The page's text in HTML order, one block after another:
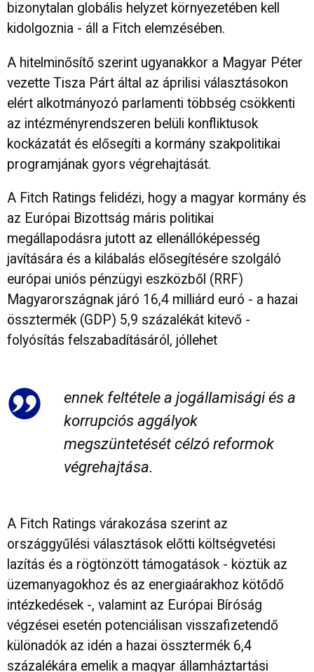
bizonytalan globális helyzet környezetében kell
kidolgoznia - áll a Fitch elemzésében.
A hitelminősítő szerint ugyanakkor a Magyar Péter
vezette Tisza Párt által az áprilisi választásokon
elért alkotmányozó parlamenti többség csökkenti
az intézményrendszeren belüli konfliktusok
kockázatát és elősegíti a kormány szakpolitikai
programjának gyors végrehajtását.
A Fitch Ratings felidézi, hogy a magyar kormány és
az Európai Bizottság máris politikai
megállapodásra jutott az ellenállóképesség
javítására és a kilábalás elősegítésére szolgáló
európai uniós pénzügyi eszközből (RRF)
Magyarországnak járó 16,4 milliárd euró - a hazai
össztermék (GDP) 5,9 százalékát kitevő -
folyósítás felszabadításáról, jóllehet
ennek feltétele a jogállamisági és a
korrupciós aggályok
megszüntetését célzó reformok
végrehajtása.
A Fitch Ratings várakozása szerint az
országgyűlési választások előtti költségvetési
lazítás és a rögtönzött támogatások - köztük az
üzemanyagokhoz és az energiaárakhoz kötődő
intézkedések -, valamint az Európai Bíróság
végzései esetén potenciálisan visszafizetendő
különadók az idén a hazai össztermék 6,4
százalékára emelik a magyar államháztartási